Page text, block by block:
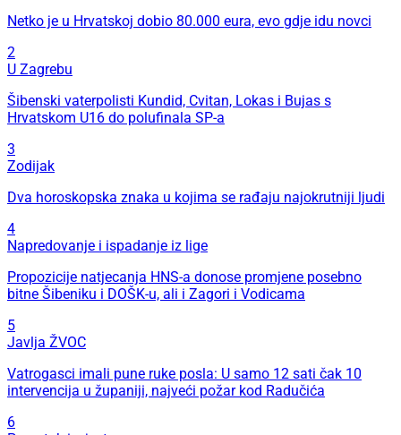
Netko je u Hrvatskoj dobio 80.000 eura, evo gdje idu novci
2
U Zagrebu
Šibenski vaterpolisti Kundid, Cvitan, Lokas i Bujas s
Hrvatskom U16 do polufinala SP-a
3
Zodijak
Dva horoskopska znaka u kojima se rađaju najokrutniji ljudi
4
Napredovanje i ispadanje iz lige
Propozicije natjecanja HNS-a donose promjene posebno
bitne Šibeniku i DOŠK-u, ali i Zagori i Vodicama
5
Javlja ŽVOC
Vatrogasci imali pune ruke posla: U samo 12 sati čak 10
intervencija u županiji, najveći požar kod Radučića
6